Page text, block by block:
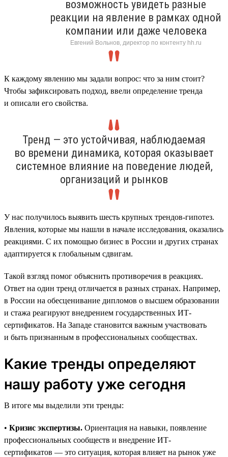
возможность увидеть разные
реакции на явление в рамках одной
компании или даже человека
Евгений Вольнов, директор по контенту hh.ru
К каждому явлению мы задали вопрос: что за ним стоит?
Чтобы зафиксировать подход, ввели определение тренда
и описали его свойства.
Тренд — это устойчивая, наблюдаемая
во времени динамика, которая оказывает
системное влияние на поведение людей,
организаций и рынков
У нас получилось выявить шесть крупных трендов-гипотез.
Явления, которые мы нашли в начале исследования, оказались
реакциями. С их помощью бизнес в России и других странах
адаптируется к глобальным сдвигам.
Такой взгляд помог объяснить противоречия в реакциях.
Ответ на один тренд отличается в разных странах. Например,
в России на обесценивание дипломов о высшем образовании
и стажа реагируют внедрением государственных ИТ-
сертификатов. На Западе становится важным участвовать
и быть признанным в профессиональных сообществах.
Какие тренды определяют
нашу работу уже сегодня
В итоге мы выделили эти тренды:
• Кризис экспертизы. Ориентация на навыки, появление
профессиональных сообществ и внедрение ИТ-
сертификатов — это ситуация, которая влияет на рынок уже